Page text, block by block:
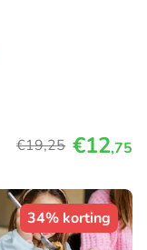
€19,25 €12,75
34% korting